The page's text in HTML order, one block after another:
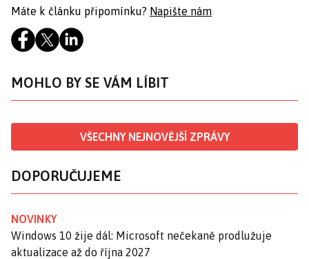
Máte k článku připomínku? Napište nám
MOHLO BY SE VÁM LÍBIT
VŠECHNY NEJNOVĚJŠÍ ZPRÁVY
DOPORUČUJEME
NOVINKY
Windows 10 žije dál: Microsoft nečekaně prodlužuje
aktualizace až do října 2027